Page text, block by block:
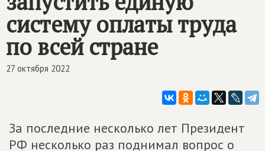
систему оплаты труда
по всей стране
27 октября 2022
За последние несколько лет Президент
РФ несколько раз поднимал вопрос о